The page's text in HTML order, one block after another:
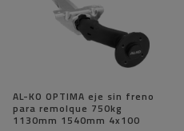
AL-KO OPTIMA eje sin freno
para remolque 750kg
1130mm 1540mm 4x100